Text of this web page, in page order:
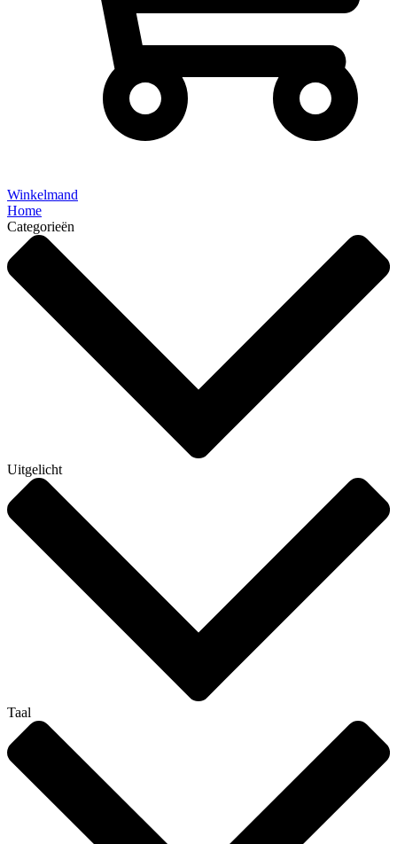
Winkelmand
Home
Categorieën
Uitgelicht
Taal